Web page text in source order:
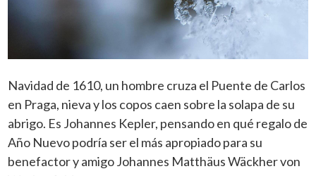
Navidad de 1610, un hombre cruza el Puente de Carlos
en Praga, nieva y los copos caen sobre la solapa de su
abrigo. Es Johannes Kepler, pensando en qué regalo de
Año Nuevo podría ser el más apropiado para su
benefactor y amigo Johannes Matthäus Wäckher von